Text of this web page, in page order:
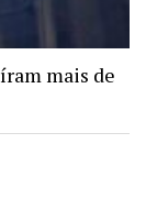
mais de